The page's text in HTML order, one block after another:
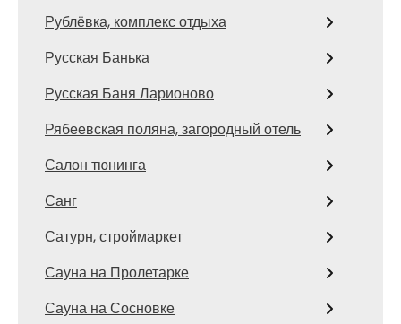
Рублёвка, комплекс отдыха
Русская Банька
Русская Баня Ларионово
Рябеевская поляна, загородный отель
Салон тюнинга
Санг
Сатурн, строймаркет
Сауна на Пролетарке
Сауна на Сосновке